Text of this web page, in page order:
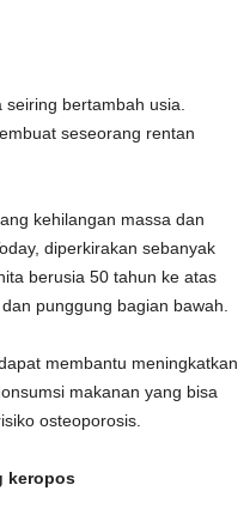
seiring bertambah usia.
seseorang rentan
kehilangan massa dan
diperkirakan sebanyak
berusia 50 tahun ke atas
punggung bagian bawah.
membantu meningkatkan
makanan yang bisa
osteoporosis.
keropos